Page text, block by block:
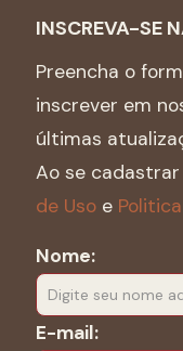
INSCREVA-SE
Preencha o
inscrever em
últimas
Ao se
de Uso e
Nome:
E-mail: